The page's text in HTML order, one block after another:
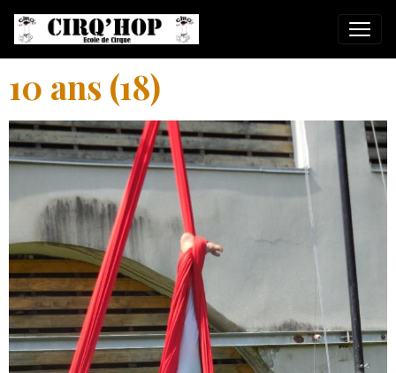
10 ans (18)